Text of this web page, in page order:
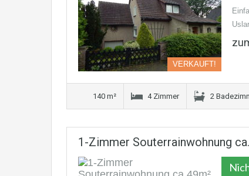
VERKAUFT!
140 m² 4 Zimmer 2
1-Zimmer Souterrainwohnung